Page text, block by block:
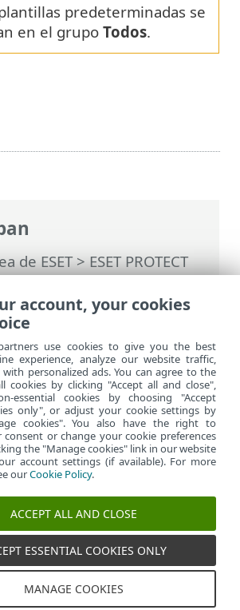
de ESET>ESET PROTECT
ESET PROTECT On-Prem
On-Prem Menú principal
predeterminadas se
en el grupo Todos.
de ESET
spol. s
Administrar perfiles
Política de cookies
account, your cookies
use cookies to give you the best
experience, analyze our website traffic,
personalized ads. You can agree to the
cookies by clicking "Accept all and close",
essential cookies by choosing "Accept
only", or adjust your cookie settings by
cookies". You also have the right to
or change your cookie preferences
the "Manage cookies" link in our website
account settings (if available). For more
ourCookie Policy.
ACCEPT ALL AND CLOSE
ESSENTIAL COOKIES ONLY
MANAGE COOKIES